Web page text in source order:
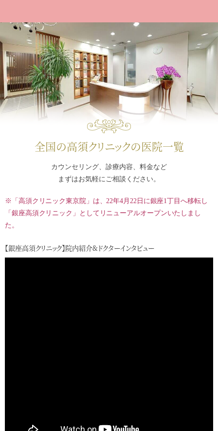
全国の高須クリニックの医院一覧
カウンセリング、診療内容、料金など
まずはお気軽にご相談ください。
※「高須クリニック東京院」は、22年4月22日に銀座1丁目へ移転し
「銀座高須クリニック」としてリニューアルオープンいたしまし
た。
【銀座高須クリニック】院内紹介&ドクターインタビュー